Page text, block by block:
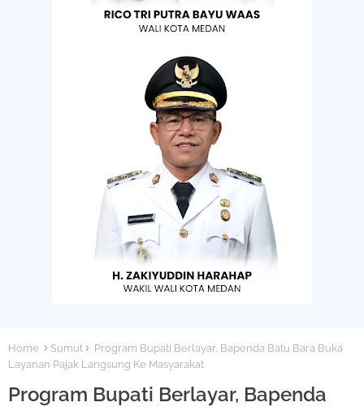
Home Sumut
Program Bupati Berlayar, Bapenda Batu Bara Buka
Layanan Pajak Langsung Ke Masyarakat
Program Bupati Berlayar, Bapenda